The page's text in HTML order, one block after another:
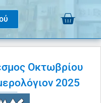
Οκτωβρίου
2025